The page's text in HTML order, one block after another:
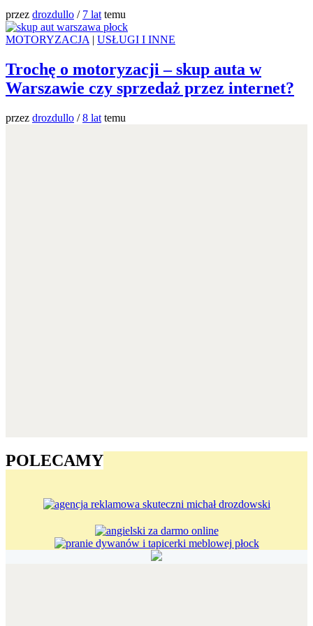
przez drozdullo / 7 lat temu
MOTORYZACJA | USŁUGI I INNE
Trochę o motoryzacji – skup auta w
Warszawie czy sprzedaż przez internet?
przez drozdullo /8 lat temu
POLECAMY